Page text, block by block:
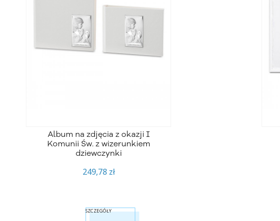
Album na zdjęcia z okazji I
Komunii Św. z wizerunkiem
dziewczynki
249,78 zł
SZCZEGÓŁY